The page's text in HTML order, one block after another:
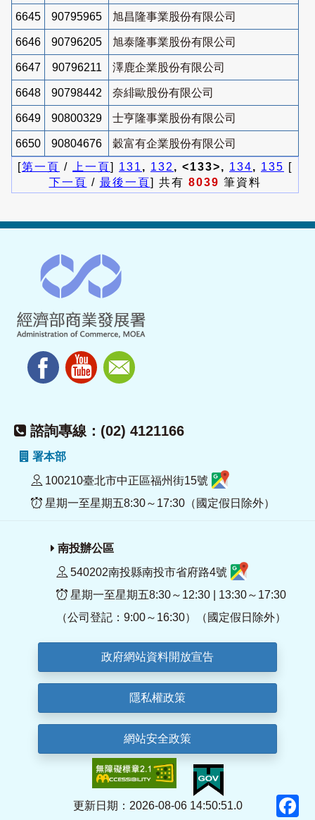
6645 90795965 旭昌隆事業股份有限公司
6646 90796205 旭泰隆事業股份有限公司
6647 90796211 澤鹿企業股份有限公司
6648 90798442 奈緋歐股份有限公司
6649 90800329 士亨隆事業股份有限公司
6650 90804676
穀富有企業股份有限公司
[第一頁 / 上一頁] 131 , 132 , <133>, 134, 135 [
下一頁 / 最後一頁] 共有 8039 筆資料
諮詢專線：(02) 4121166
署本部
100210臺北市中正區福州街15號
星期一至星期五8:30～17:30（國定假日除外）
南投辦公區
540202南投縣南投市省府路4號
星期一至星期五8:30～12:30 | 13:30～17:30
（公司登記：9:00～16:30）（國定假日除外）
政府網站資料開放宣告
隱私權政策
網站安全政策
更新日期：2026-08-06 14:50:51.0